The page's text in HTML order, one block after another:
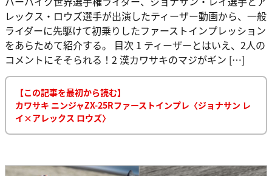
レックス・ロウズ選手が出演したティーザー動画から、一般
ライダーに先駆けて初乗りしたファーストインプレッション
をあらためて紹介する。 目次 1 ティーザーとはいえ、2人の
コメントにそそられる！2 漢カワサキのマジがギン […]
【この記事を最初から読む】
カワサキ ニンジャZX-25Rファーストインプレ〈ジョナサン レ
イ×アレックス ロウズ〉